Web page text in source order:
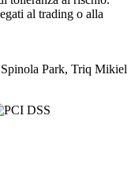
al trading o alla
Park, Triq Mikiel